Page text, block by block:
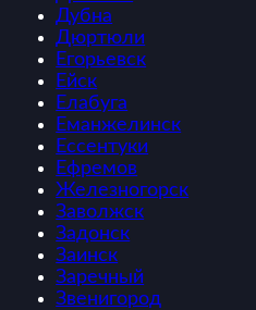
Дубна
Дюртюли
Егорьевск
Ейск
Елабуга
Еманжелинск
Ессентуки
Ефремов
Железногорск
Заволжск
Задонск
Заинск
Заречный
Звенигород